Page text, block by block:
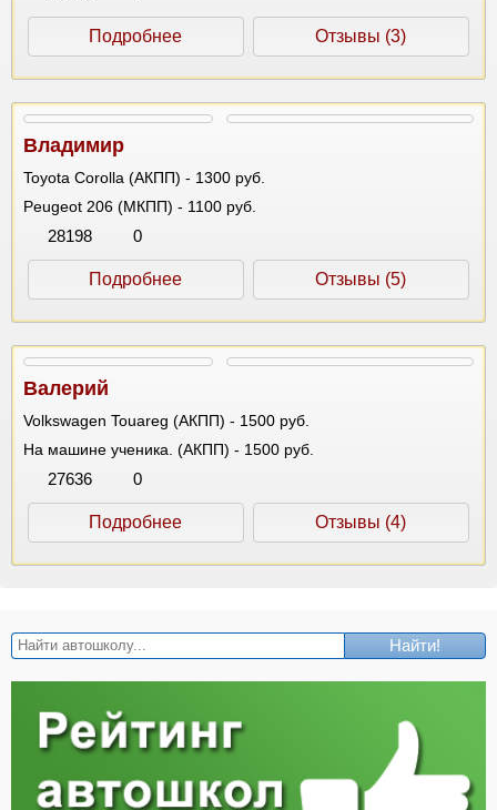
Подробнее Отзывы (3)
Владимир
Toyota Corolla (АКПП) - 1300 руб.
Peugeot 206 (МКПП) - 1100 руб.
28198 0
Подробнее Отзывы (5)
Валерий
Volkswagen Touareg (АКПП) - 1500 руб.
На машине ученика. (АКПП) - 1500 руб.
27636 0
Подробнее Отзывы (4)
Найти!